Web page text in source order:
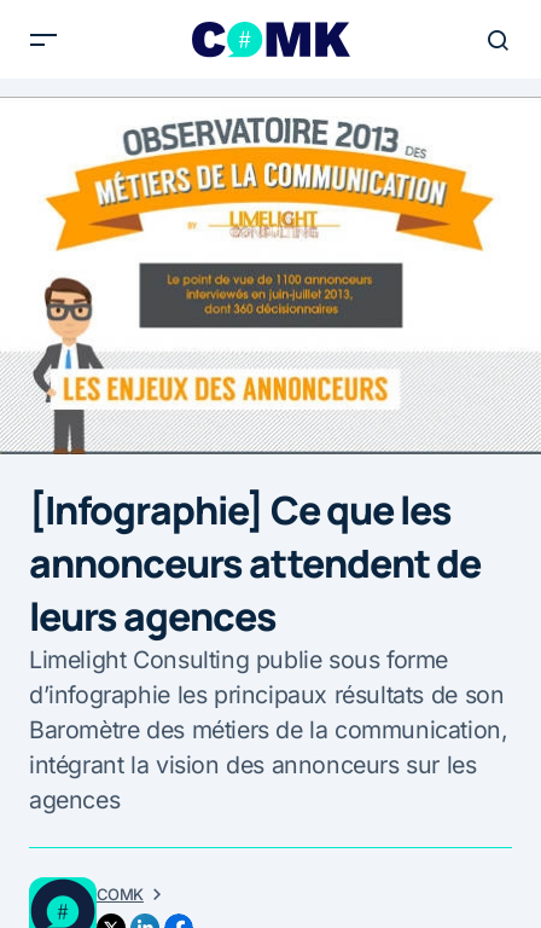
[Infographie] Ce que les
annonceurs attendent de
leurs agences
Limelight Consulting publie sous forme
d’infographie les principaux résultats de son
Baromètre des métiers de la communication,
intégrant la vision des annonceurs sur les
agences
COMK